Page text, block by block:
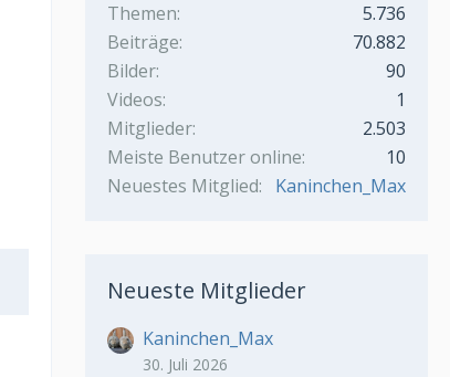
Themen
5.736
Beiträge
70.882
Bilder
90
Videos
1
Mitglieder
2.503
Meiste Benutzer online
10
Neuestes Mitglied
Kaninchen_Max
Neueste Mitglieder
Kaninchen_Max
30. Juli 2026